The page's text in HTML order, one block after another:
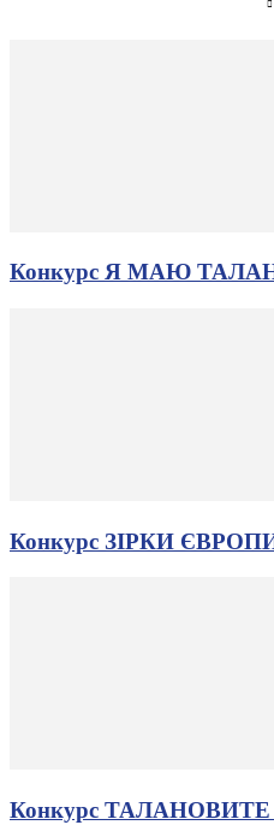
Конкурс Я МАЮ
Конкурс ЗІРКИ
Конкурс ТАЛАНОВИТЕ